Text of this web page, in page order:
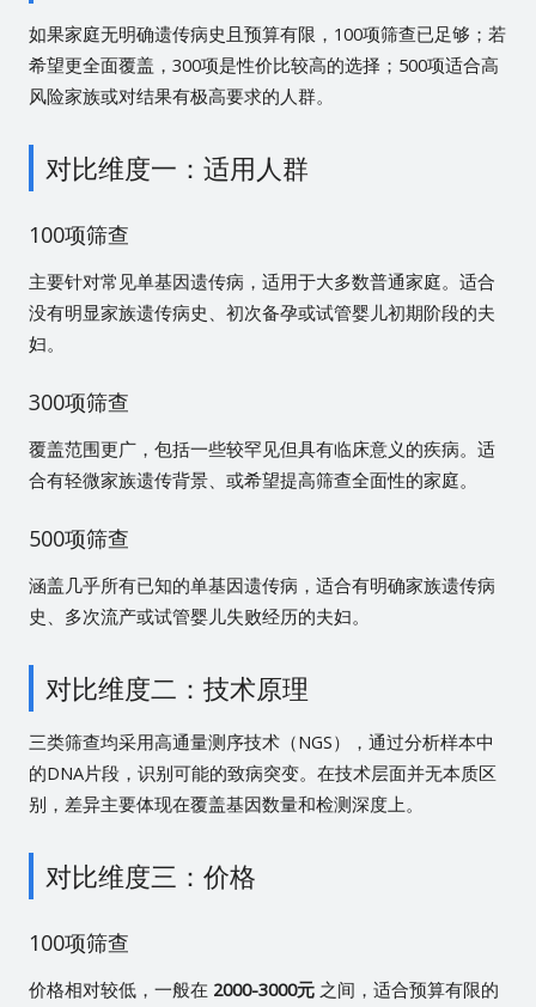
如果家庭无明确遗传病史且预算有限，100项筛查已足够；若
希望更全面覆盖，300项是性价比较高的选择；500项适合高
风险家族或对结果有极高要求的人群。
对比维度一：适用人群
100项筛查
主要针对常见单基因遗传病，适用于大多数普通家庭。适合
没有明显家族遗传病史、初次备孕或试管婴儿初期阶段的夫
妇。
300项筛查
覆盖范围更广，包括一些较罕见但具有临床意义的疾病。适
合有轻微家族遗传背景、或希望提高筛查全面性的家庭。
500项筛查
涵盖几乎所有已知的单基因遗传病，适合有明确家族遗传病
史、多次流产或试管婴儿失败经历的夫妇。
对比维度二：技术原理
三类筛查均采用高通量测序技术（NGS），通过分析样本中
的DNA片段，识别可能的致病突变。在技术层面并无本质区
别，差异主要体现在覆盖基因数量和检测深度上。
对比维度三：价格
100项筛查
价格相对较低，一般在 2000-3000元之间，适合预算有限的